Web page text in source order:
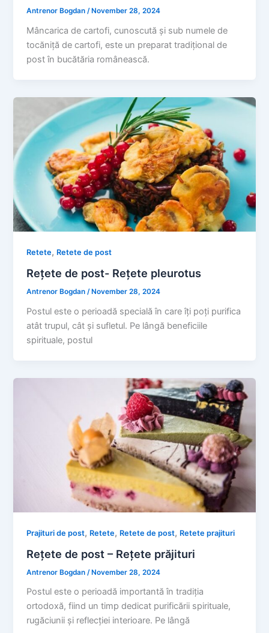
Antrenor Bogdan/ November 28, 2024
Mâncarica de cartofi, cunoscută și sub numele de
tocăniță de cartofi, este un preparat tradițional de
post în bucătăria românească.
Retete, Retete de post
Rețete de post- Rețete pleurotus
Antrenor Bogdan/ November 28, 2024
Postul este o perioadă specială în care îți poți purifica
atât trupul, cât și sufletul. Pe lângă beneficiile
spirituale, postul
Prajituri de post, Retete, Retete de post, Retete prajituri
Rețete de post – Rețete prăjituri
Antrenor Bogdan /November 28, 2024
Postul este o perioadă importantă în tradiția
ortodoxă, fiind un timp dedicat purificării spirituale,
rugăciunii și reflecției interioare. Pe lângă